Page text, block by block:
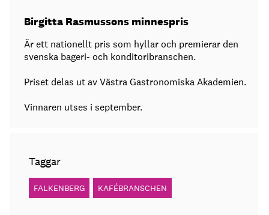
Birgitta Rasmussons minnespris
Är ett nationellt pris som hyllar och premierar den
svenska bageri- och konditoribranschen.
Priset delas ut av Västra Gastronomiska Akademien.
Vinnaren utses i september.
Taggar
FALKENBERG KAFÉBRANSCHEN